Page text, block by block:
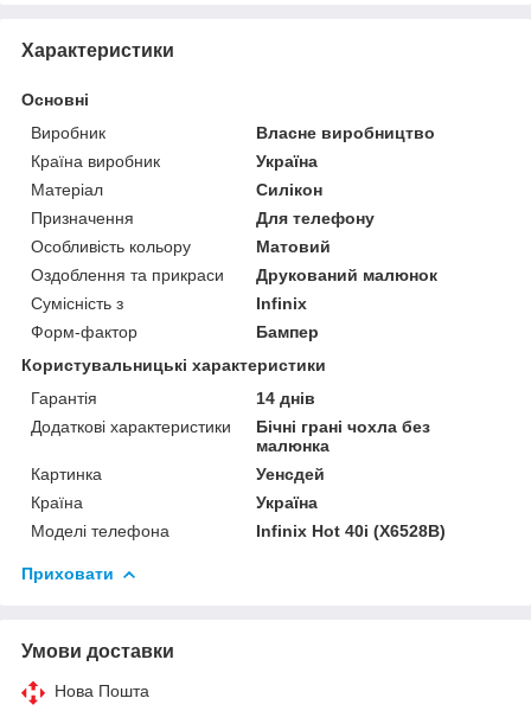
Характеристики
Основні
Виробник
Власне виробництво
Країна виробник
Україна
Матеріал
Силікон
Призначення
Для телефону
Особливість кольору
Матовий
Оздоблення та прикраси
Друкований малюнок
Сумісність з
Infinix
Форм-фактор
Бампер
Користувальницькі характеристики
Гарантія
14 днів
Додаткові характеристики
Бічні грані чохла без
малюнка
Картинка
Уенсдей
Країна
Україна
Моделі телефона
Infinix Hot 40i (X6528B)
Приховати
Умови доставки
Нова Пошта